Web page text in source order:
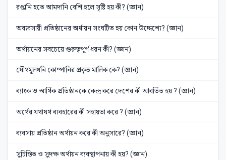
রপ্তানি হতে আমদানি বেশি হলে সৃষ্টি হয় কী? (জ্ঞান)
অব্যবসায়ী প্রতিষ্ঠানের অর্থায়ন সংঘটিত হয় কোন উদ্দেশ্যে? (জ্ঞান)
অর্থায়নের সবচেয়ে গুরুত্বপূর্ণ ধরন কী? (জ্ঞান)
যৌথমূলধনি কোম্পানির প্রকৃত মালিক কে? (জ্ঞান)
ব্যাংক ও আর্থিক প্রতিষ্ঠানকে কেন্দ্র করে দেশের কী আবর্তিত হয় ? (জ্ঞান)
অর্থের যথাযথ ব্যবহারের কী সহায়তা করে ? (জ্ঞান)
ব্যবসায় প্রতিষ্ঠান অর্থায়ন করে কী অনুসারে? (জ্ঞান)
সুচিন্তিত ও সুদক্ষ অর্থায়ন ব্যবস্থাপনায় কী হয়? (জ্ঞান)